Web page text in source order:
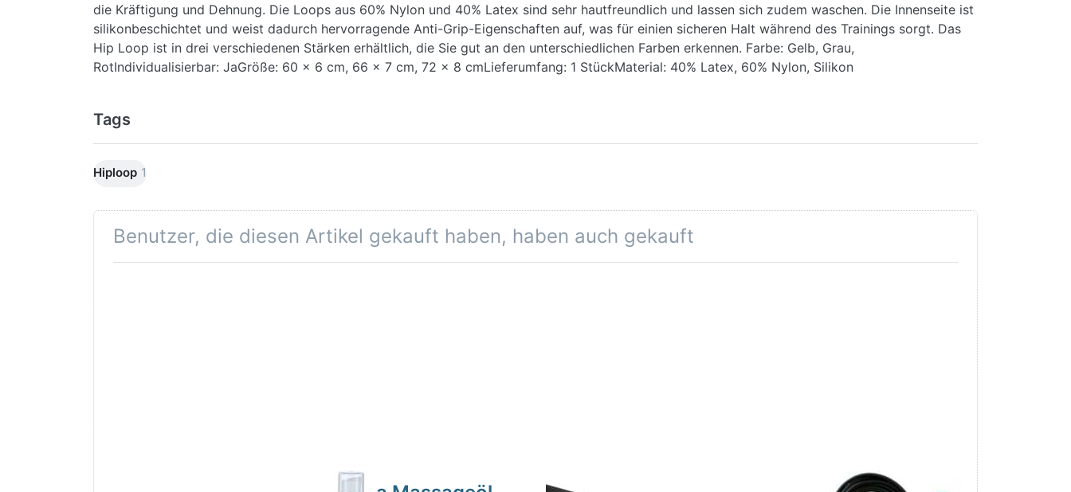
die Kräftigung und Dehnung. Die Loops aus 60% Nylon und 40% Latex sind sehr hautfreundlich und lassen sich zudem waschen. Die Innenseite ist
silikonbeschichtet und weist dadurch hervorragende Anti-Grip-Eigenschaften auf, was für einien sicheren Halt während des Trainings sorgt. Das
Hip Loop ist in drei verschiedenen Stärken erhältlich, die Sie gut an den unterschiedlichen Farben erkennen. Farbe: Gelb, Grau,
RotIndividualisierbar: JaGröße: 60 x 6 cm, 66 x 7 cm, 72 x 8 cmLieferumfang: 1 StückMaterial: 40% Latex, 60% Nylon, Silikon
Tags
Hiploop 1
Benutzer, die diesen Artikel gekauft haben, haben auch gekauft